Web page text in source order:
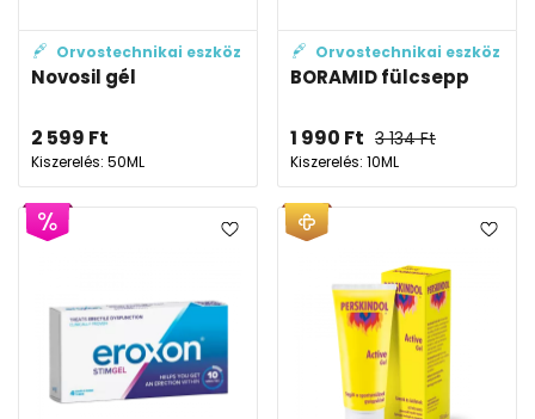
Orvostechnikai eszköz
Novosil gél
2 599 Ft
Kiszerelés: 50ML
Orvostechnikai eszköz
BORAMID fülcsepp
1 990 Ft 3 134Ft
Kiszerelés: 10ML